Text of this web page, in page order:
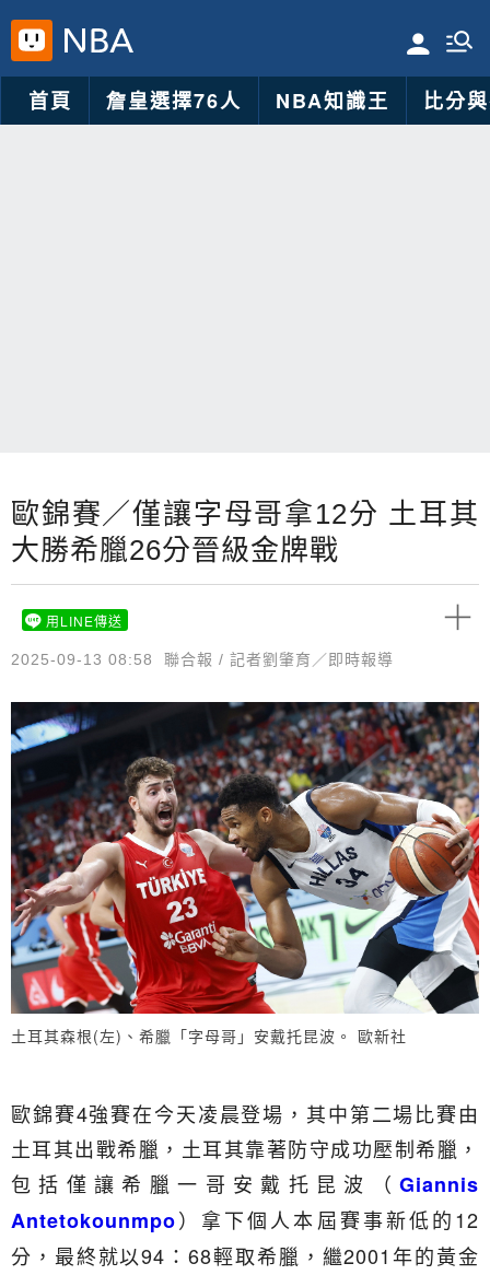
首頁 詹皇選擇76人 NBA知識王 比分
歐錦賽／僅讓字母哥拿12分 土耳其
大勝希臘26分晉級金牌戰
2025-09-13 08:58 聯合報 / 記者劉肇育／即時報導
用LINE傳送
土耳其森根(左)、希臘「字母哥」安戴托昆波。 歐新社
歐錦賽4強賽在今天凌晨登場，其中第二場比賽由
土耳其出戰希臘，土耳其靠著防守成功壓制希臘，
包括僅讓希臘一哥安戴托昆波（ Giannis
Antetokounmpo）拿下個人本屆賽事新低的12
分，最終就以94：68輕取希臘，繼2001年的黃金